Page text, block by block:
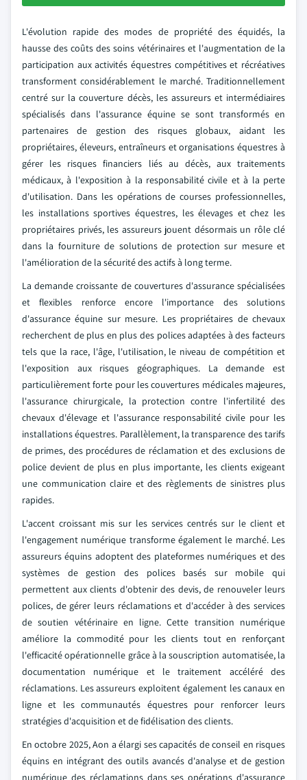
L'évolution rapide des modes de propriété des équidés, la
hausse des coûts des soins vétérinaires et l'augmentation de la
participation aux activités équestres compétitives et récréatives
transforment considérablement le marché. Traditionnellement
centré sur la couverture décès, les assureurs et intermédiaires
spécialisés dans l'assurance équine se sont transformés en
partenaires de gestion des risques globaux, aidant les
propriétaires, éleveurs, entraîneurs et organisations équestres à
gérer les risques financiers liés au décès, aux traitements
médicaux, à l'exposition à la responsabilité civile et à la perte
d'utilisation. Dans les opérations de courses professionnelles,
les installations sportives équestres, les élevages et chez les
propriétaires privés, les assureurs jouent désormais un rôle clé
dans la fourniture de solutions de protection sur mesure et
l'amélioration de la sécurité des actifs à long terme.
La demande croissante de couvertures d'assurance spécialisées
et flexibles renforce encore l'importance des solutions
d'assurance équine sur mesure. Les propriétaires de chevaux
recherchent de plus en plus des polices adaptées à des facteurs
tels que la race, l'âge, l'utilisation, le niveau de compétition et
l'exposition aux risques géographiques. La demande est
particulièrement forte pour les couvertures médicales majeures,
l'assurance chirurgicale, la protection contre l'infertilité des
chevaux d'élevage et l'assurance responsabilité civile pour les
installations équestres. Parallèlement, la transparence des tarifs
de primes, des procédures de réclamation et des exclusions de
police devient de plus en plus importante, les clients exigeant
une communication claire et des règlements de sinistres plus
rapides.
L'accent croissant mis sur les services centrés sur le client et
l'engagement numérique transforme également le marché. Les
assureurs équins adoptent des plateformes numériques et des
systèmes de gestion des polices basés sur mobile qui
permettent aux clients d'obtenir des devis, de renouveler leurs
polices, de gérer leurs réclamations et d'accéder à des services
de soutien vétérinaire en ligne. Cette transition numérique
améliore la commodité pour les clients tout en renforçant
l'efficacité opérationnelle grâce à la souscription automatisée, la
documentation numérique et le traitement accéléré des
réclamations. Les assureurs exploitent également les canaux en
ligne et les communautés équestres pour renforcer leurs
stratégies d'acquisition et de fidélisation des clients.
En octobre 2025, Aon a élargi ses capacités de conseil en risques
équins en intégrant des outils avancés d'analyse et de gestion
numérique des réclamations dans ses opérations d'assurance